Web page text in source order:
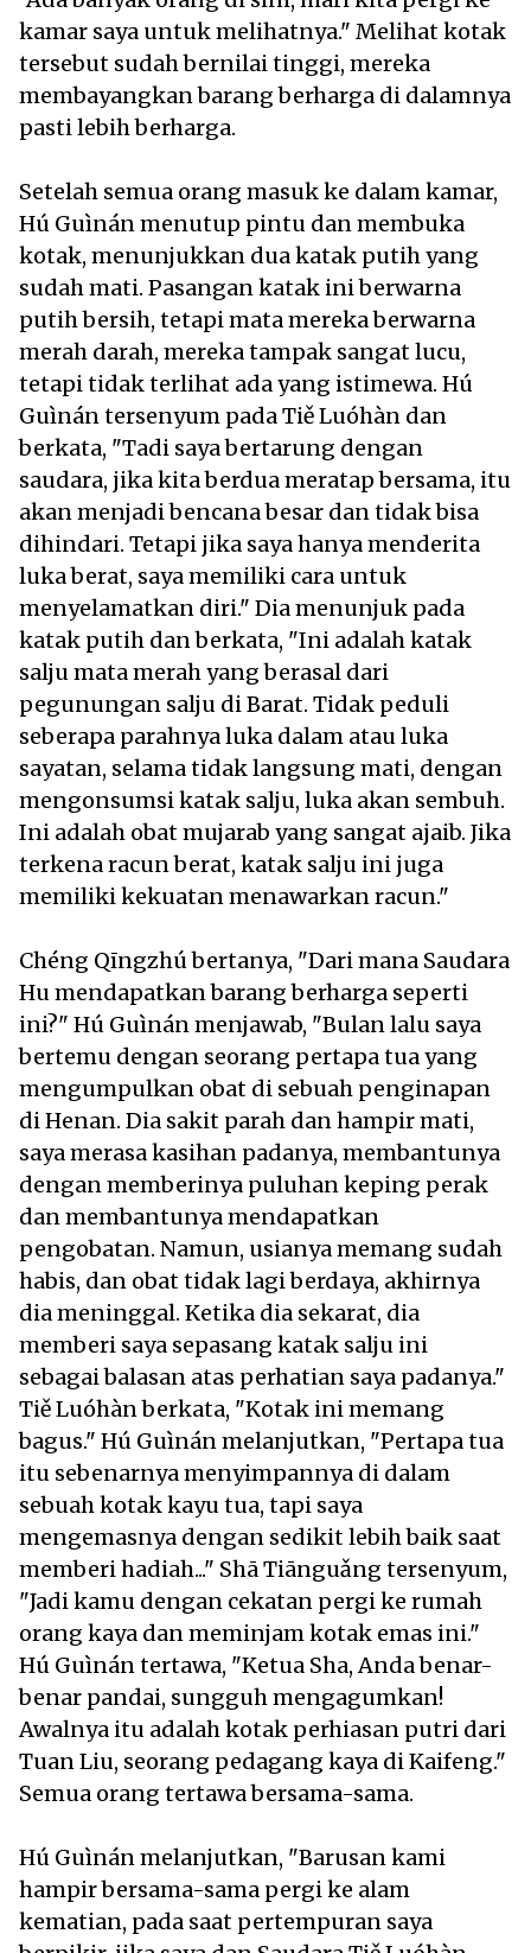
kamar saya untuk melihatnya." Melihat kotak
tersebut sudah bernilai tinggi, mereka
membayangkan barang berharga di dalamnya
pasti lebih berharga.
Setelah semua orang masuk ke dalam kamar,
Hú Guìnán menutup pintu dan membuka
kotak, menunjukkan dua katak putih yang
sudah mati. Pasangan katak ini berwarna
putih bersih, tetapi mata mereka berwarna
merah darah, mereka tampak sangat lucu,
tetapi tidak terlihat ada yang istimewa. Hú
Guìnán tersenyum pada Tiě Luóhàn dan
berkata, "Tadi saya bertarung dengan
saudara, jika kita berdua meratap bersama, itu
akan menjadi bencana besar dan tidak bisa
dihindari. Tetapi jika saya hanya menderita
luka berat, saya memiliki cara untuk
menyelamatkan diri." Dia menunjuk pada
katak putih dan berkata, "Ini adalah katak
salju mata merah yang berasal dari
pegunungan salju di Barat. Tidak peduli
seberapa parahnya luka dalam atau luka
sayatan, selama tidak langsung mati, dengan
mengonsumsi katak salju, luka akan sembuh.
Ini adalah obat mujarab yang sangat ajaib. Jika
terkena racun berat, katak salju ini juga
memiliki kekuatan menawarkan racun."
Chéng Qīngzhú bertanya, "Dari mana Saudara
Hu mendapatkan barang berharga seperti
ini?" Hú Guìnán menjawab, "Bulan lalu saya
bertemu dengan seorang pertapa tua yang
mengumpulkan obat di sebuah penginapan
di Henan. Dia sakit parah dan hampir mati,
saya merasa kasihan padanya, membantunya
dengan memberinya puluhan keping perak
dan membantunya mendapatkan
pengobatan. Namun, usianya memang sudah
habis, dan obat tidak lagi berdaya, akhirnya
dia meninggal. Ketika dia sekarat, dia
memberi saya sepasang katak salju ini
sebagai balasan atas perhatian saya padanya."
Tiě Luóhàn berkata, "Kotak ini memang
bagus." Hú Guìnán melanjutkan, "Pertapa tua
itu sebenarnya menyimpannya di dalam
sebuah kotak kayu tua, tapi saya
mengemasnya dengan sedikit lebih baik saat
memberi hadiah..." Shā Tiānguǎng tersenyum,
"Jadi kamu dengan cekatan pergi ke rumah
orang kaya dan meminjam kotak emas ini."
Hú Guìnán tertawa, "Ketua Sha, Anda benar-
benar pandai, sungguh mengagumkan!
Awalnya itu adalah kotak perhiasan putri dari
Tuan Liu, seorang pedagang kaya di Kaifeng."
Semua orang tertawa bersama-sama.
Hú Guìnán melanjutkan, "Barusan kami
hampir bersama-sama pergi ke alam
kematian, pada saat pertempuran saya